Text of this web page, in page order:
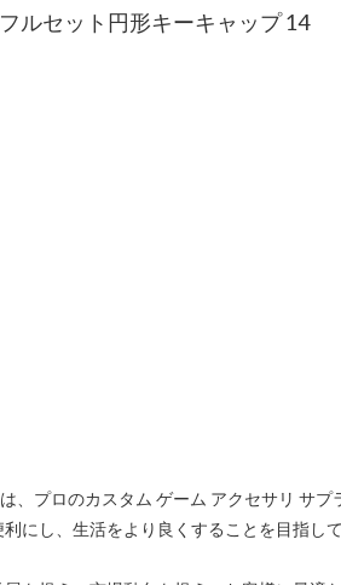
は、プロのカスタム ゲーム アクセサリ サ